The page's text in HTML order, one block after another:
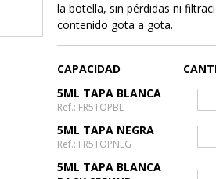
la botella, sin pérdidas ni
contenido gota a gota.
CAPACIDAD
5ML TAPA BLANCA
Ref.: FR5TOPBL
5ML TAPA NEGRA
Ref.: FR5TOPNEG
5ML TAPA BLANCA